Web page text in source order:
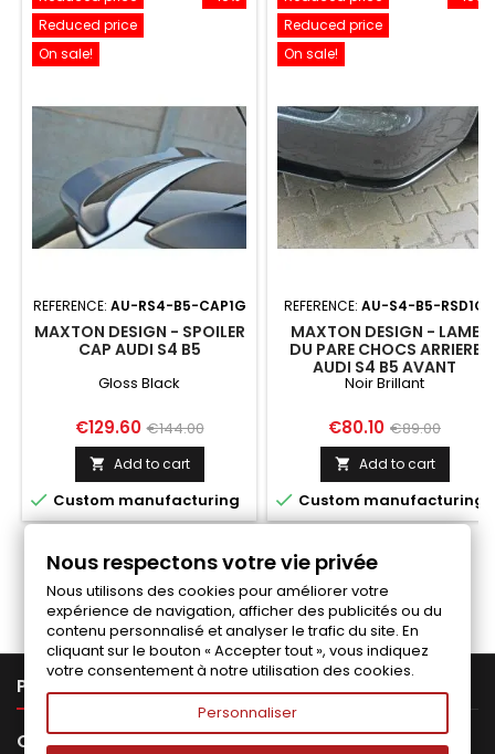
Reduced price
On sale!
REFERENCE: AU-RS4-B5-CAP1G
MAXTON DESIGN - SPOILER
CAP AUDI S4 B5
Gloss Black
Price
€129.60 Regular
price
€144.00
 Add to cart
 Custom manufacturing
Reduced price
On sale!
REFERENCE: AU-S4-B5-RSD1G
MAXTON DESIGN - LAME
DU PARE CHOCS ARRIERE
AUDI S4 B5 AVANT
Noir Brillant
Price
€80.10 Regular
price
€89.00
 Add to cart
 Custom manufacturing
Follow us on Facebook
PRODUCTS
OUR COMPANY 
Nous respectons votre vie privée
Nous utilisons des cookies pour améliorer votre
expérience de navigation, afficher des publicités ou du
contenu personnalisé et analyser le trafic du site. En
cliquant sur le bouton « Accepter tout », vous indiquez
votre consentement à notre utilisation des cookies.
Personnaliser